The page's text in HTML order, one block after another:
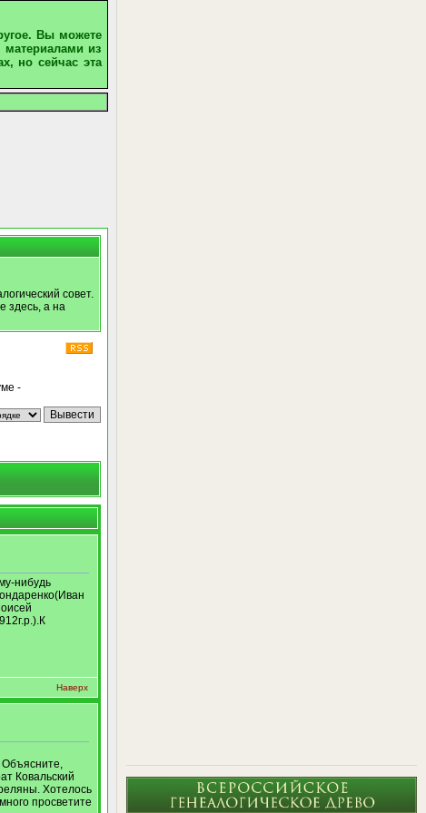
Вы можете
материалами из
но сейчас эта
совет.
здесь, а на
-
нибудь
Наверх
Объясните,
Ковальский
Хотелось
просветите